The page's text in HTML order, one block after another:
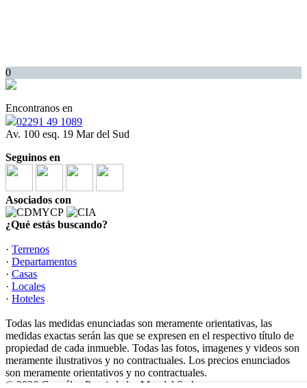
0
Encontranos en
02291 49 1089
Av. 100 esq. 19 Mar del Sud
Seguinos en
Asociados con
¿Qué estás buscando?
· Terrenos
· Departamentos
· Casas
· Locales
· Hoteles
Todas las medidas enunciadas son meramente orientativas, las
medidas exactas serán las que se expresen en el respectivo título de
propiedad de cada inmueble. Todas las fotos, imagenes y videos son
meramente ilustrativos y no contractuales. Los precios enunciados
son meramente orientativos y no contractuales.
© 2026 González Propiedades Mar del Sud.